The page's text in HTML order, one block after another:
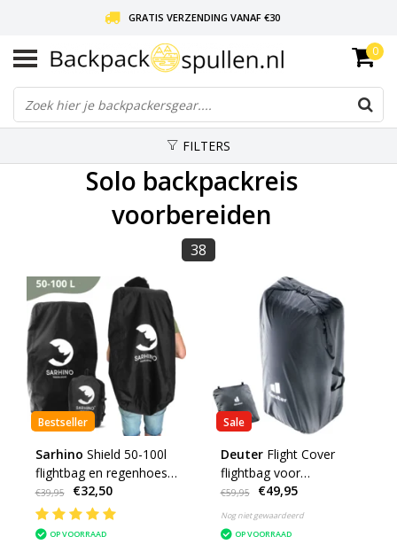
GRATIS VERZENDING VANAF €30
LIEFDE VOOR BACKPACKEN!
30 DAGEN GRATIS RETOUR
0
FILTERS
Solo backpackreis
voorbereiden
38
Bestseller
Sarhino Shield 50-100l
flightbag en regenhoes -
zwart
€39,95 €32,50
OP VOORRAAD
Sale
Deuter Flight Cover
flightbag voor
backpacks - zwart
€59,95 €49,95
Nog niet gewaardeerd
OP VOORRAAD